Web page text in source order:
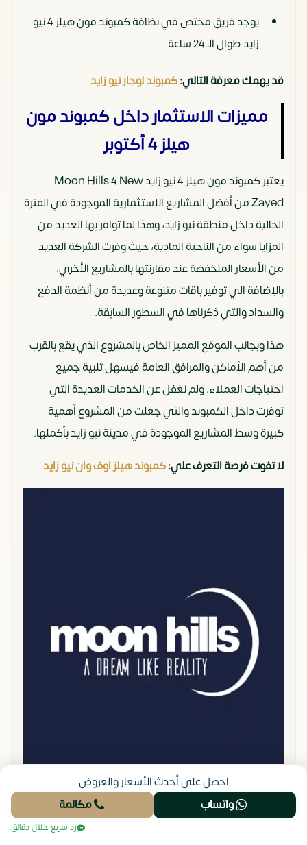
يوجد فريق مختص في نظافة كمبوند مون هيلز 4 نيو
زايد طوال الـ 24 ساعة.
قد يهمك معرفة التالي:كمبوند لوجار نيو زايد
مميزات الاستثمار داخل كمبوند مون
هيلز 4 أكتوبر
يعتبر كمبوند مون هيلز 4 نيو زايد Moon Hills 4 New
Zayed من أفضل المشاريع الاستثمارية الموجودة في الفترة
الحالية داخل منطقة نيو زايد، وهذا لِما توافر بها العديد من
المزايا سواء من الناحية المادية، حيث وفرت الشركة العديد
من الأسعار المنخفضة عند مقارنتها بالمشاريع الأخري،
بالإضافة الي توفير باقات متنوعة وعديدة من أنظمة الدفع
والسداد والتي ذكرناها في السطور السابقة.
هذا وبجانب الموقع المميز الخاص بالمشروع الذي يقع بالقرب
من أهم الأماكن والمرافق العامة فيسهل تلبية جميع
احتياجات العملاء، ولم نغفل عن الخدمات العديدة التي
توفرت داخل الكمبوند والتي جعلت من المشروع أهمية
كبيرة وسط المشاريع الموجودة في مدينة نيو زايد بأكملها.
لا تفوت فرصة التعرف علي:كمبوند هيلز اوف وان نيو زايد
نبذة عن شركة سكن جروب للتطوير
احصل على أحدث الأسعار والعروض
واتساب
مكالمة
رد سريع خلال دقائق